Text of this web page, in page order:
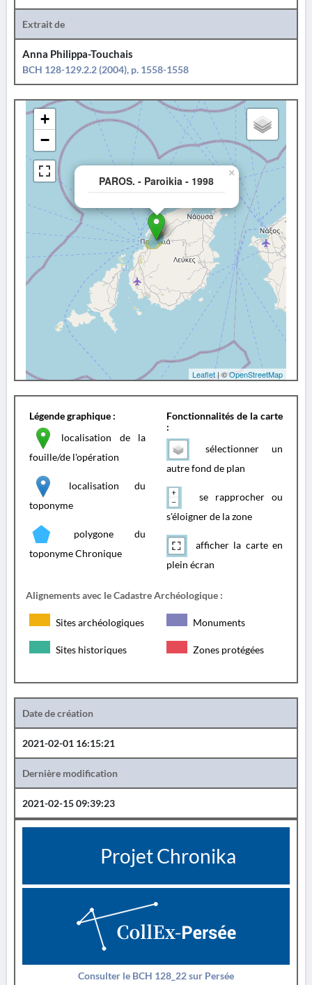
Extrait de
Anna Philippa-Touchais
BCH 128-129.2.2 (2004), p. 1558-1558
PAROS. - Paroikia - 1998
×
+
−
Leaflet| ©OpenStreetMap
Légende graphique :
localisation de la
fouille/de l'opération
localisation du
toponyme
polygone du
toponyme Chronique
Fonctionnalités de la carte
:
sélectionner un
autre fond de plan
se rapprocher ou
s'éloigner de la zone
afficher la carte en
plein écran
Alignements avec le Cadastre Archéologique :
Sites archéologiques Monuments
Sites historiques Zones protégées
Date de création
2021-02-01 16:15:21
Dernière modification
2021-02-15 09:39:23
Projet Chronika
Consulter le BCH 128_22 sur Persée